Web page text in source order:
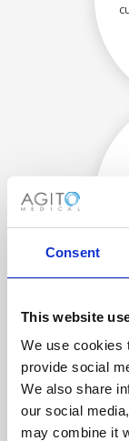
Consent
This website
We use cookies
provide social
We also share
our social
may combine it